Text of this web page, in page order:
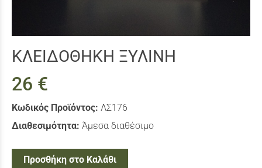
ΚΛΕΙΔΟΘΗΚΗ ΞΥΛΙΝΗ
26 €
Κωδικός Προϊόντος: ΛΣ176
Διαθεσιμότητα: Άμεσα διαθέσιμο
Προσθήκη στο Καλάθι